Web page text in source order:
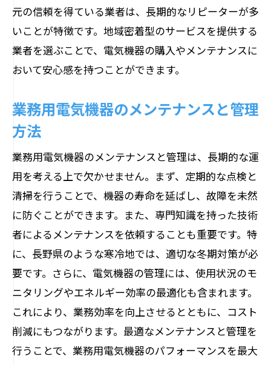
元の信頼を得ている業者は、長期的なリピーターが多
いことが特徴です。地域密着型のサービスを提供する
業者を選ぶことで、電気機器の購入やメンテナンスに
おいて安心感を持つことができます。
業務用電気機器のメンテナンスと管理
方法
業務用電気機器のメンテナンスと管理は、長期的な運
用を考える上で欠かせません。まず、定期的な点検と
清掃を行うことで、機器の寿命を延ばし、故障を未然
に防ぐことができます。また、専門知識を持った技術
者によるメンテナンスを依頼することも重要です。特
に、長野県のような寒冷地では、適切な冬期対策が必
要です。さらに、電気機器の管理には、使用状況のモ
ニタリングやエネルギー効率の最適化も含まれます。
これにより、業務効率を向上させるとともに、コスト
削減にもつながります。最適なメンテナンスと管理を
行うことで、業務用電気機器のパフォーマンスを最大